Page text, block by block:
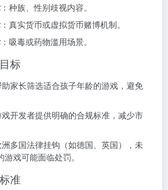
：种族、性别歧视内容。
：真实货币或虚拟货币赌博机制。
：吸毒或药物滥用场景。
标
助家长筛选适合孩子年龄的游戏，避免
戏开发者提供明确的合规标准，减少市
洲多国法律挂钩（如德国、英国），未
戏可能面临处罚。
准